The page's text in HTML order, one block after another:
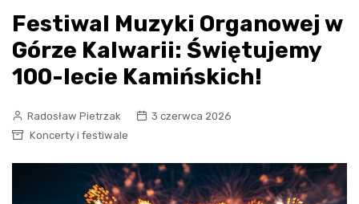
Festiwal Muzyki Organowej w
Górze Kalwarii: Świętujemy
100-lecie Kamińskich!
Radosław Pietrzak
3 czerwca 2026
Koncerty i festiwale